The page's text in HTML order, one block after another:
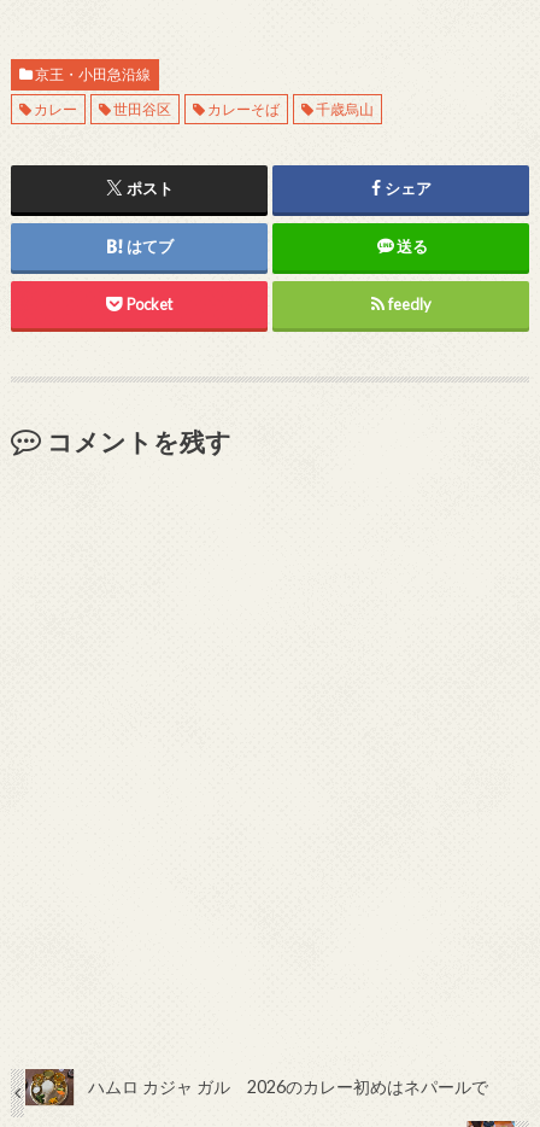
京王・小田急沿線
カレー
世田谷区 カレーそば 千歳烏山
ポスト シェア
はてブ 送る
Pocket feedly
コメントを残す
ハムロ カジャ ガル 2026のカレー初めはネパールで